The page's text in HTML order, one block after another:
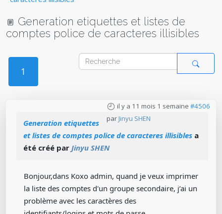
Generation etiquettes et listes de
comptes police de caracteres illisibles
1
il y a 11 mois 1 semaine #4506
par Jinyu SHEN
Generation etiquettes
et listes de comptes police de caracteres illisibles a
été créé par Jinyu SHEN
Bonjour,dans Koxo admin, quand je veux imprimer
la liste des comptes d'un groupe secondaire, j’ai un
problème avec les caractères des